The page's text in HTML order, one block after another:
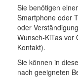
Sie benötigen
Smartphone oder
oder
Wunsch-KiTas vor
Kontakt).
Sie können in
nach geeigneten